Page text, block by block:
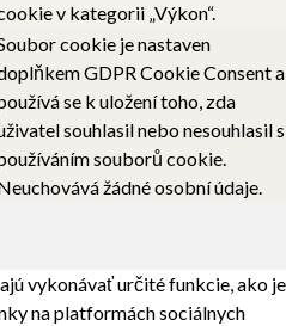
v kategorii „Výkon“.
cookie je nastaven
GDPR Cookie Consent a
se k uložení toho, zda
souhlasil nebo nesouhlasil s
souborů cookie.
žádné osobní údaje.
vykonávať určité funkcie, ako je
na platformách sociálnych